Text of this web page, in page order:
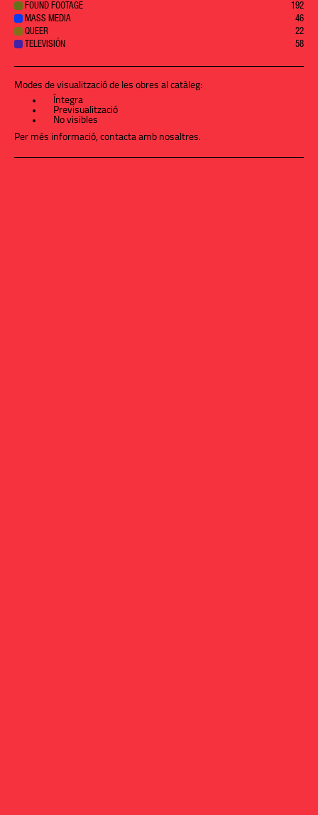
FOUND FOOTAGE
192
MASS MEDIA
46
QUEER
22
TELEVISIÓN
58
Modes de visualització de les obres al catàleg:
Íntegra
Previsualització
No visibles
Per més informació, contacta amb nosaltres.